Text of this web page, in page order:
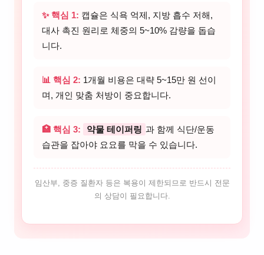
✨ 핵심 1: 캡슐은 식욕 억제, 지방 흡수 저해,
대사 촉진 원리로 체중의 5~10% 감량을 돕습
니다.
📊 핵심 2: 1개월 비용은 대략 5~15만 원 선이
며, 개인 맞춤 처방이 중요합니다.
🏥 핵심 3: 약물 테이퍼링 과 함께 식단/운동
습관을 잡아야 요요를 막을 수 있습니다.
임산부, 중증 질환자 등은 복용이 제한되므로 반드시 전문
의 상담이 필요합니다.